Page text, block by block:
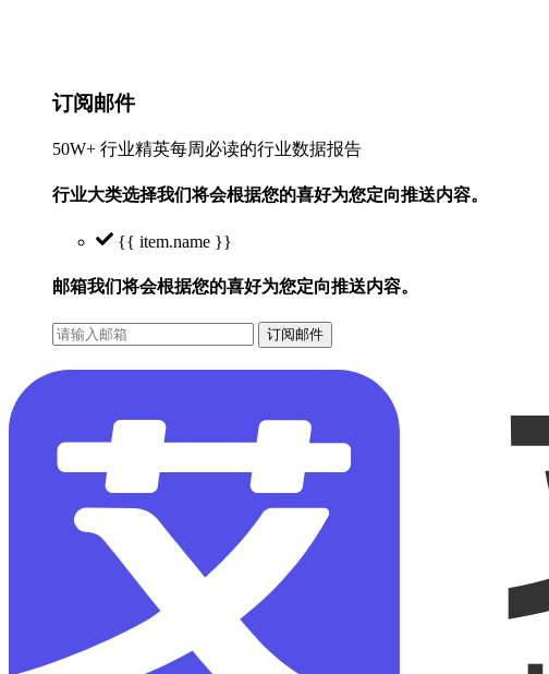
订阅邮件
50W+ 行业精英每周必读的行业数据报告
行业大类选择我们将会根据您的喜好为您定向推送内容。
{{ item.name }}
邮箱我们将会根据您的喜好为您定向推送内容。
订阅邮件